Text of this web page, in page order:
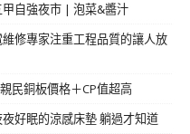
自強夜市 | 泡菜&醬汁
修專家注重工程品質的讓人放
民銅板價格＋CP值超高
好眠的涼感床墊 躺過才知道